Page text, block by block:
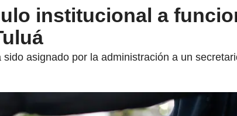
institucional a
asignado por la administración a un